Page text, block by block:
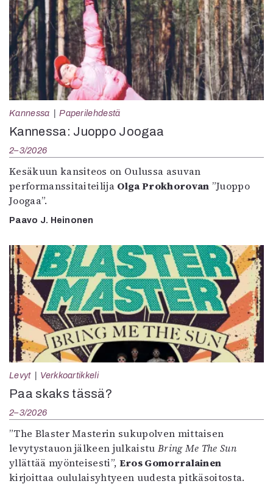
Kannessa Paperilehdestä
Kannessa: Juoppo Joogaa
2–3/2026
Kesäkuun kansiteos on Oulussa asuvan
performanssitaiteilija Olga Prokhorovan ”Juoppo
Joogaa”.
Paavo J. Heinonen
Levyt Verkkoartikkeli
Paa skaks tässä?
2–3/2026
”The Blaster Masterin sukupolven mittaisen
levytystauon jälkeen julkaistu Bring Me The Sun
yllättää myönteisesti”, Eros Gomorralainen
kirjoittaa oululaisyhtyeen uudesta pitkäsoitosta.